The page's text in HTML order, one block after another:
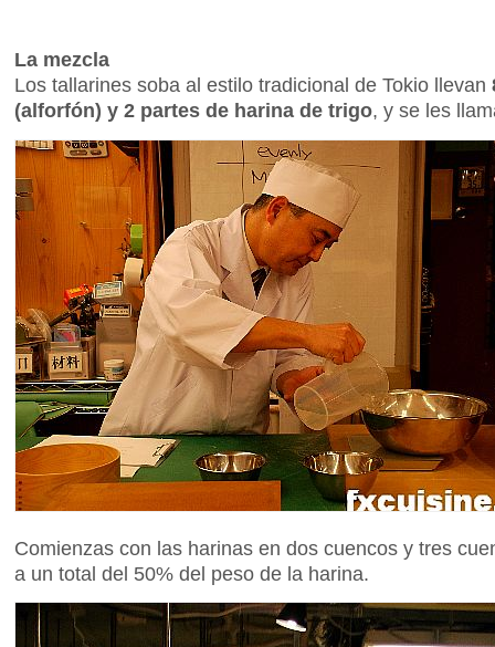
La mezcla
Los tallarines soba al estilo tradicional de Tokio llevan
(alforfón) y 2 partes de harina de trigo, y se les
Comienzas con las harinas en dos cuencos y tres
a un total del 50% del peso de la harina.